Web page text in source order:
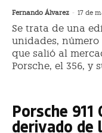
Fernando Álvarez - 17 de
Se trata de una
unidades,
que salió al
Porsche, el 356, y
Porsche
derivado de